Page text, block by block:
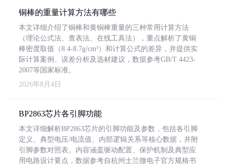
铜棒的重量计算方法有哪些
本文详细介绍了铜棒和黄铜棒重量的三种常用计算方法
（理论公式法、查表法、在线工具法），重点解析了黄铜
棒密度取值（8.4-8.7g/cm³）和计算公式的差异，并提供实
际计算案例、误差分析及选材建议，数据参考GB/T 4423-
2007等国家标准。
2026年8月4日
BP2863芯片各引脚功能
本文详细解析BP2863芯片的引脚功能及参数，包括各引脚
定义、典型电压/电流值、内部逻辑关系等核心数据，并附
引脚参数对照表。内容涵盖驱动配置、保护机制及典型应
用电路设计要点，数据参考自杭州士兰微电子官方规格书